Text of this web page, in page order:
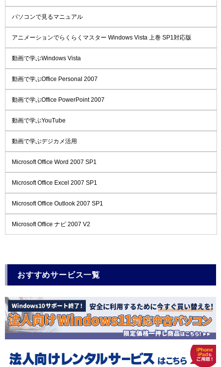
パソコンで見るマニュアル
アニメーションでらくらくマスター Windows Vista 上巻 SP1対応版
動画で学ぶWindows Vista
動画で学ぶOffice Personal 2007
動画で学ぶOffice PowerPoint 2007
動画で学ぶYouTube
動画で学ぶデジカメ活用
Microsoft Office Word 2007 SP1
Microsoft Office Excel 2007 SP1
Microsoft Office Outlook 2007 SP1
Microsoft Office ナビ 2007 V2
おすすめサービス一覧